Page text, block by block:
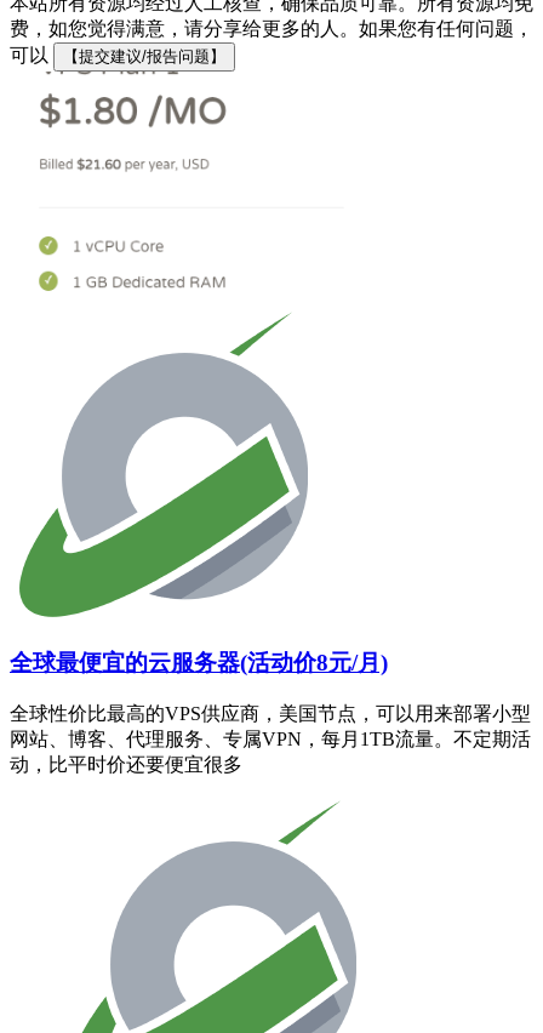
费，如您觉得满意，请分享给更多的人。如果您有任何问题，
可以
【提交建议/报告问题】
全球最便宜的云服务器(活动价8元/月)
全球性价比最高的VPS供应商，美国节点，可以用来部署小型
网站、博客、代理服务、专属VPN，每月1TB流量。不定期活
动，比平时价还要便宜很多